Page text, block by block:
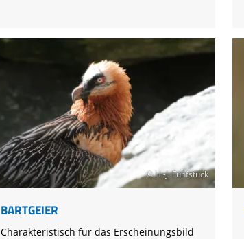
© H.-J. Fünfstück
BARTGEIER
Charakteristisch für das Erscheinungsbild